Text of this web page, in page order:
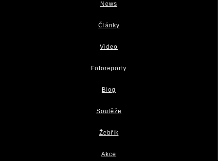
News
Články
Video
Fotoreporty
Blog
Soutěže
Žebřík
Akce